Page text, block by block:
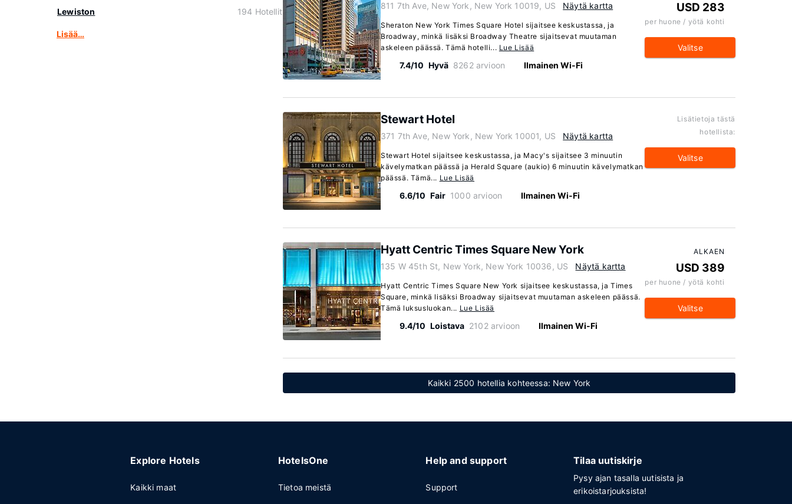
Lewiston 194 Hotellit
Lisää…
811 7th Ave, New York, New York 10019, US Näytä kartta
Sheraton New York Times Square Hotel sijaitsee keskustassa, ja
Broadway, minkä lisäksi Broadway Theatre sijaitsevat muutaman
askeleen päässä. Tämä hotelli... Lue Lisää
7.4/10 Hyvä 8262 arvioon Ilmainen Wi-Fi
USD 283
per huone / yötä kohti
Valitse
Stewart Hotel
371 7th Ave, New York, New York 10001, US Näytä kartta
Stewart Hotel sijaitsee keskustassa, ja Macy's sijaitsee 3 minuutin
kävelymatkan päässä ja Herald Square (aukio) 6 minuutin kävelymatkan
päässä. Tämä... Lue Lisää
6.6/10 Fair 1000 arvioon Ilmainen Wi-Fi
Lisätietoja tästä
hotellista:
Valitse
Hyatt Centric Times Square New York
135 W 45th St, New York, New York 10036, US Näytä kartta
Hyatt Centric Times Square New York sijaitsee keskustassa, ja Times
Square, minkä lisäksi Broadway sijaitsevat muutaman askeleen päässä.
Tämä luksusluokan... Lue Lisää
9.4/10 Loistava 2102 arvioon Ilmainen Wi-Fi
ALKAEN
USD 389
per huone / yötä kohti
Valitse
Kaikki 2500 hotellia kohteessa: New York
Explore Hotels
Kaikki maat
HotelsOne
Tietoa meistä
Help and support
Support
Tilaa uutiskirje
Pysy ajan tasalla uutisista ja
erikoistarjouksista!